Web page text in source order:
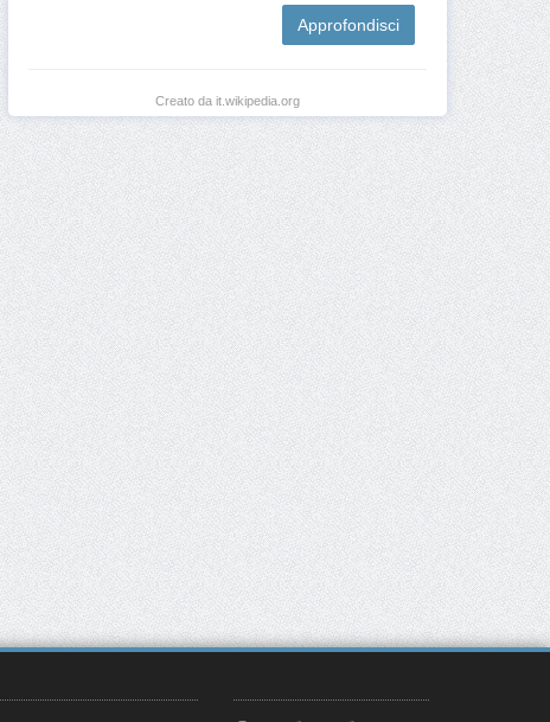
Approfondisci
Creato da it.wikipedia.org